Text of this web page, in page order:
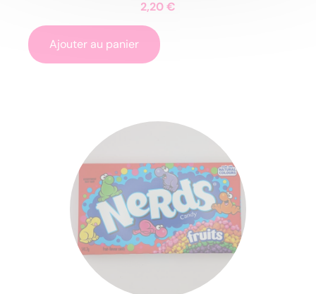
2,20€
Ajouter au panier